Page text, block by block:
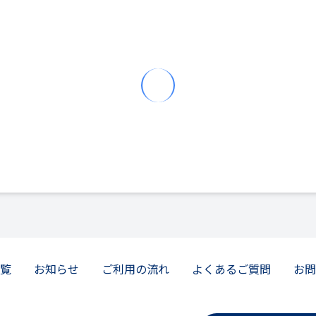
お知らせ ご利用の流れ よくあるご質問 お